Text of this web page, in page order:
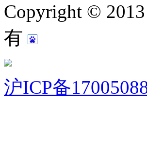
Copyright ©
有
沪ICP备